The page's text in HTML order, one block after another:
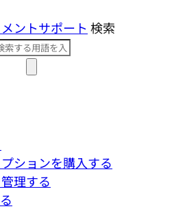
ントサポート 検索
ションを購入する
理する